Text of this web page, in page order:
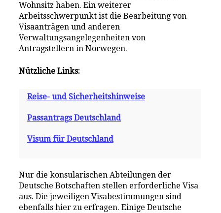
Wohnsitz haben. Ein weiterer
Arbeitsschwerpunkt ist die Bearbeitung von
Visaanträgen und anderen
Verwaltungsangelegenheiten von
Antragstellern in Norwegen.
Nützliche Links:
Reise- und Sicherheitshinweise
Passantrags Deutschland
Visum für Deutschland
Nur die konsularischen Abteilungen der
Deutsche Botschaften stellen erforderliche Visa
aus. Die jeweiligen Visabestimmungen sind
ebenfalls hier zu erfragen. Einige Deutsche